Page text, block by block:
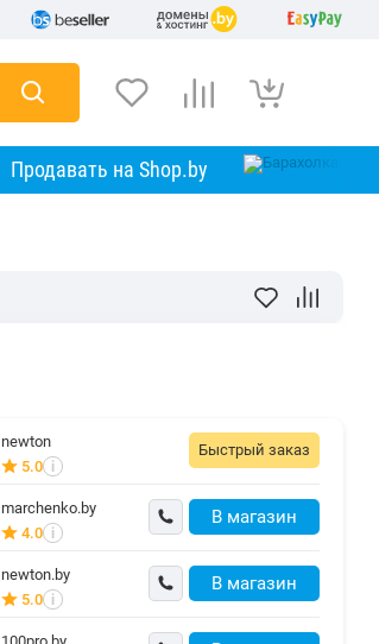
Продавать на Shop.by
Быстрый заказ
newton
5.0 i
В магазин
marchenko.by
4.0 i
В магазин
newton.by
5.0 i